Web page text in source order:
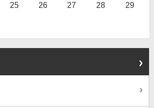
25 26 27 28 29